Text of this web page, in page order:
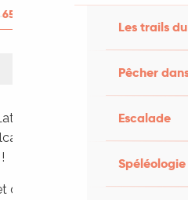
Les trails
Pêcher
Escalade
Spéléologie
40 25
n concert
qui sera au complet
de charcuterie et dessert